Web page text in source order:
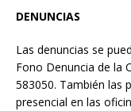
DENUNCIAS
Las denuncias se
Fono Denuncia de la
583050. También las
presencial en las